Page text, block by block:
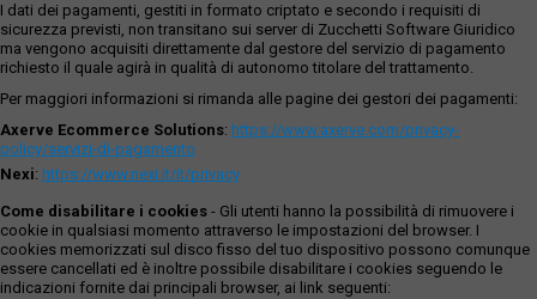
I dati dei pagamenti, gestiti in formato criptato e secondo i requisiti di
sicurezza previsti, non transitano sui server di Zucchetti Software Giuridico
ma vengono acquisiti direttamente dal gestore del servizio di pagamento
richiesto il quale agirà in qualità di autonomo titolare del trattamento.
Per maggiori informazioni si rimanda alle pagine dei gestori dei pagamenti:
Axerve Ecommerce Solutions: https://www.axerve.com/privacy-
policy/servizi-di-pagamento
Nexi: https://www.nexi.it/it/privacy
Come disabilitare i cookies - Gli utenti hanno la possibilità di rimuovere i
cookie in qualsiasi momento attraverso le impostazioni del browser. I
cookies memorizzati sul disco fisso del tuo dispositivo possono comunque
essere cancellati ed è inoltre possibile disabilitare i cookies seguendo le
indicazioni fornite dai principali browser, ai link seguenti: